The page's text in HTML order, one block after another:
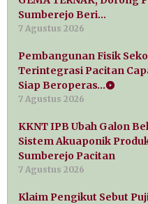
Sumberejo Beri…
7 Agustus 2026
Pembangunan Fisik
Terintegrasi Pacitan
Siap Beroperas…
7 Agustus 2026
KKNT IPB Ubah Galon
Sistem Akuaponik
Sumberejo Pacitan
7 Agustus 2026
Klaim Pengikut Sebut